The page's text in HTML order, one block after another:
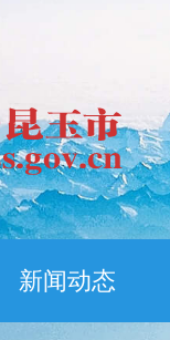
新闻动态